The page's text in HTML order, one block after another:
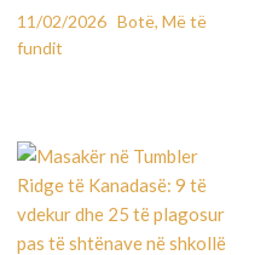
11/02/2026 Botë, Më të
fundit